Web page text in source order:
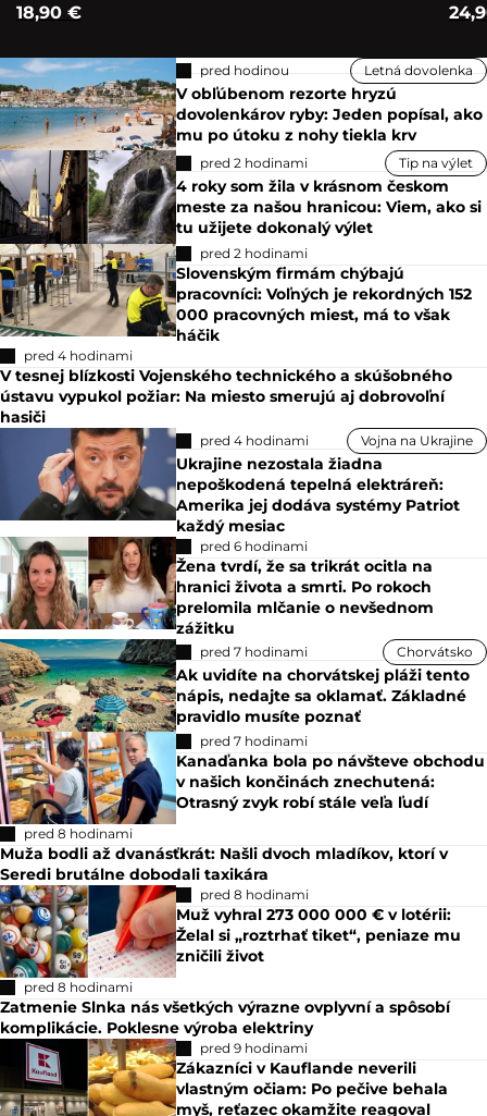
18,90 €
pred hodinou Letná dovolenka
V obľúbenom rezorte hryzú
dovolenkárov ryby: Jeden popísal, ako
mu po útoku z nohy tiekla krv
pred 2 hodinami Tip na výlet
4 roky som žila v krásnom českom
meste za našou hranicou: Viem, ako si
tu užijete dokonalý výlet
pred 2 hodinami
Slovenským firmám chýbajú
pracovníci: Voľných je rekordných 152
000 pracovných miest, má to však
háčik
pred 4 hodinami
V tesnej blízkosti Vojenského technického a skúšobného
ústavu vypukol požiar: Na miesto smerujú aj dobrovoľní
hasiči
pred 4 hodinami Vojna na Ukrajine
Ukrajine nezostala žiadna
nepoškodená tepelná elektráreň:
Amerika jej dodáva systémy Patriot
každý mesiac
pred 6 hodinami
Žena tvrdí, že sa trikrát ocitla na
hranici života a smrti. Po rokoch
prelomila mlčanie o nevšednom
zážitku
pred 7 hodinami Chorvátsko
Ak uvidíte na chorvátskej pláži tento
nápis, nedajte sa oklamať. Základné
pravidlo musíte poznať
pred 7 hodinami
Kanaďanka bola po návšteve obchodu
v našich končinách znechutená:
Otrasný zvyk robí stále veľa ľudí
pred 8 hodinami
Muža bodli až dvanásťkrát: Našli dvoch mladíkov, ktorí v
Seredi brutálne dobodali taxikára
pred 8 hodinami
Muž vyhral 273 000 000 € v lotérii:
Želal si „roztrhať tiket“, peniaze mu
zničili život
pred 8 hodinami
Zatmenie Slnka nás všetkých výrazne ovplyvní a spôsobí
komplikácie. Poklesne výroba elektriny
pred 9 hodinami
Zákazníci v Kauflande neverili
vlastným očiam: Po pečive behala
myš, reťazec okamžite reagoval